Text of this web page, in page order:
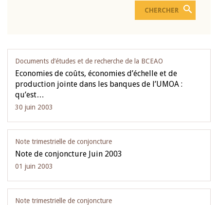
Documents d’études et de recherche de la BCEAO
Economies de coûts, économies d’échelle et de
production jointe dans les banques de l’UMOA :
qu’est…
30 juin 2003
Note trimestrielle de conjoncture
Note de conjoncture Juin 2003
01 juin 2003
Note trimestrielle de conjoncture